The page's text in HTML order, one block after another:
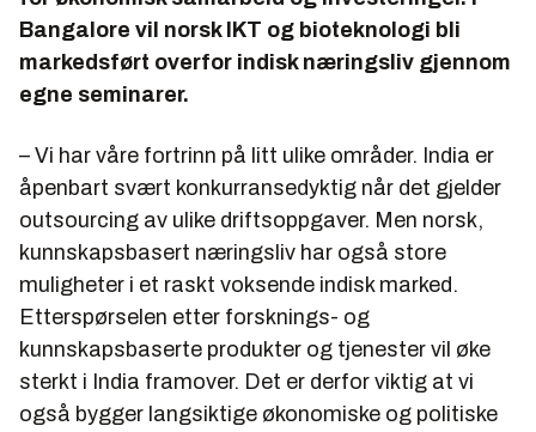
Bangalore vil norsk IKT og bioteknologi bli
markedsført overfor indisk næringsliv gjennom
egne seminarer.
– Vi har våre fortrinn på litt ulike områder. India er
åpenbart svært konkurransedyktig når det gjelder
outsourcing av ulike driftsoppgaver. Men norsk,
kunnskapsbasert næringsliv har også store
muligheter i et raskt voksende indisk marked.
Etterspørselen etter forsknings- og
kunnskapsbaserte produkter og tjenester vil øke
sterkt i India framover. Det er derfor viktig at vi
også bygger langsiktige økonomiske og politiske